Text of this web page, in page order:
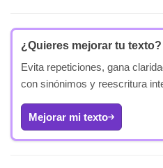
¿Quieres mejorar tu texto?
Evita repeticiones, gana
con sinónimos y reescritura
Mejorar mi texto